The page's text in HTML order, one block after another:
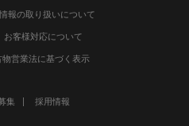
報の取り扱いについて
お客様対応について
営業法に基づく表示
集 採用情報